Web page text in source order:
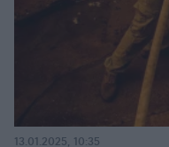
13.01.2025, 10:35